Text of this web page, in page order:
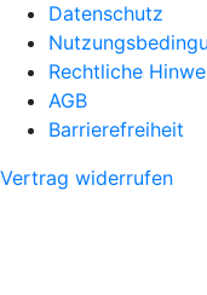
Datenschutz
Rechtliche
AGB
Barrierefreiheit
Vertrag widerrufen